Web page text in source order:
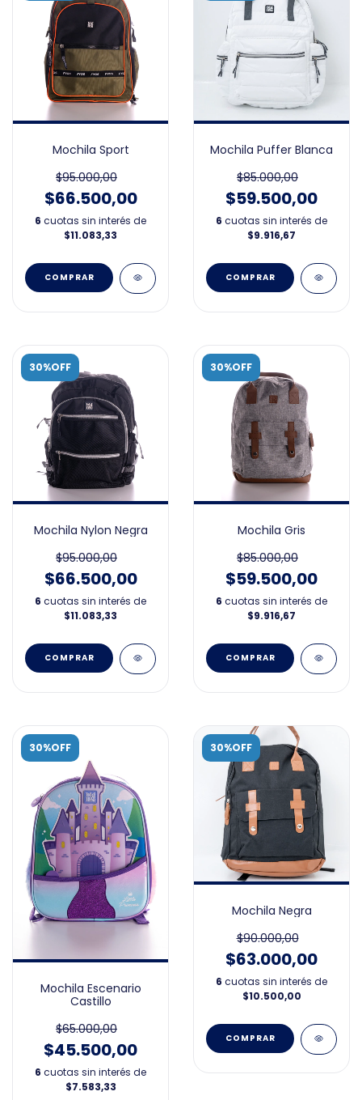
Mochila Sport
$95.000,00
$66.500,00
6 cuotas sin interés de
$11.083,33
Mochila Puffer Blanca
$85.000,00
$59.500,00
6 cuotas sin interés de
$9.916,67
30%OFF
Mochila Nylon Negra
$95.000,00
$66.500,00
6 cuotas sin interés de
$11.083,33
30%OFF
Mochila Gris
$85.000,00
$59.500,00
6 cuotas sin interés de
$9.916,67
30%OFF
Mochila Escenario
Castillo
$65.000,00
$45.500,00
6 cuotas sin interés de
$7.583,33
30%OFF
Mochila Negra
$90.000,00
$63.000,00
6 cuotas sin interés de
$10.500,00